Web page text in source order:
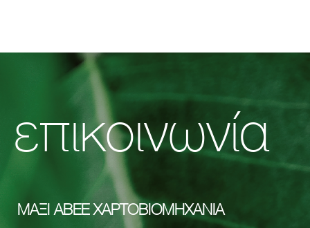
επικοινωνία
MAΞΙ ΑΒΕΕ ΧΑΡΤΟΒΙΟΜΗΧΑΝΙΑ